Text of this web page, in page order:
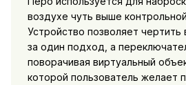
воздухе чуть выше
Устройство позволяет чертить
за один подход, а
поворачивая виртуальный
которой пользователь желает